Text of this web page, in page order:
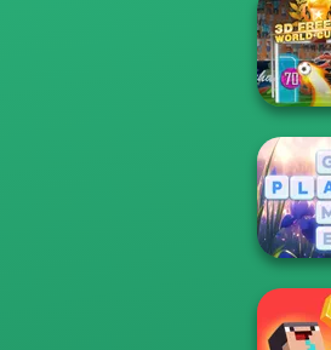
FNAF
3D Free
World